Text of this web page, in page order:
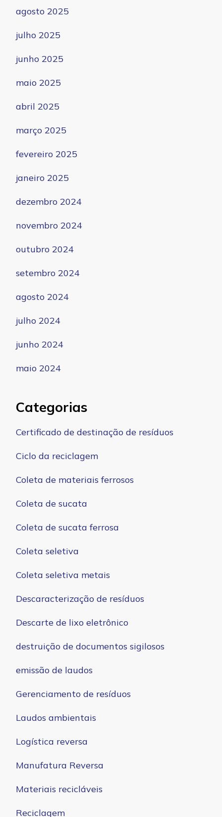
agosto 2025
julho 2025
junho 2025
maio 2025
abril 2025
março 2025
fevereiro 2025
janeiro 2025
dezembro 2024
novembro 2024
outubro 2024
setembro 2024
agosto 2024
julho 2024
junho 2024
maio 2024
Categorias
Certificado de destinação de resíduos
Ciclo da reciclagem
Coleta de materiais ferrosos
Coleta de sucata
Coleta de sucata ferrosa
Coleta seletiva
Coleta seletiva metais
Descaracterização de resíduos
Descarte de lixo eletrônico
destruição de documentos sigilosos
emissão de laudos
Gerenciamento de resíduos
Laudos ambientais
Logística reversa
Manufatura Reversa
Materiais recicláveis
Reciclagem